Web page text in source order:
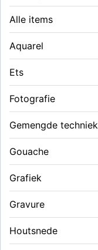
Alle items
Aquarel
Ets
Fotografie
Gemengde techniek
Gouache
Grafiek
Gravure
Houtsnede